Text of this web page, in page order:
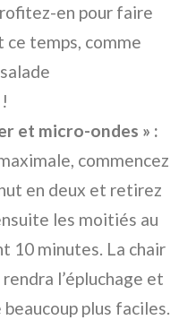
en pour faire
ce temps, comme
et micro-ondes » :
commencez
en deux et retirez
les moitiés au
10 minutes. La chair
l’épluchage et
plus faciles.